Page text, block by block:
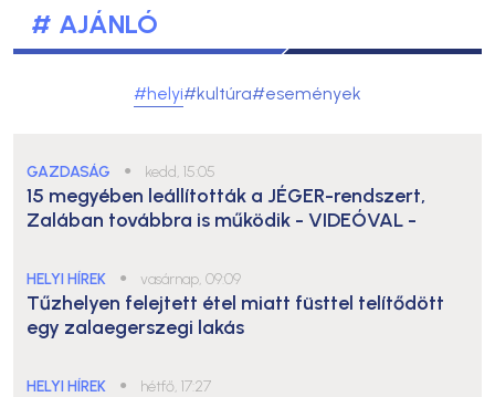
# AJÁNLÓ
#helyi#kultúra#események
GAZDASÁG ● kedd, 15:05
15 megyében leállították a JÉGER-rendszert,
Zalában továbbra is működik - VIDEÓVAL -
HELYI HÍREK ● vasárnap, 09:09
Tűzhelyen felejtett étel miatt füsttel telítődött
egy zalaegerszegi lakás
HELYI HÍREK ● hétfő, 17:27